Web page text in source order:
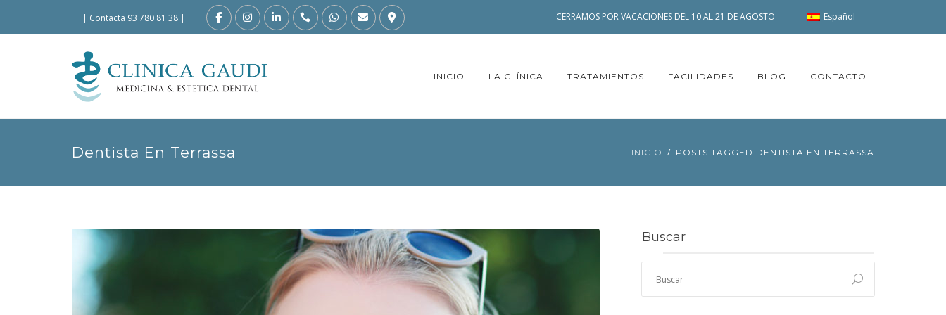
| Contacta 93 780 81 38 | CERRAMOS POR VACACIONES DEL 10 AL 21 DE AGOSTO Español
INICIO LA CLÍNICA TRATAMIENTOS FACILIDADES BLOG CONTACTO
Dentista En Terrassa INICIO POSTS TAGGED DENTISTA EN TERRASSA
Buscar